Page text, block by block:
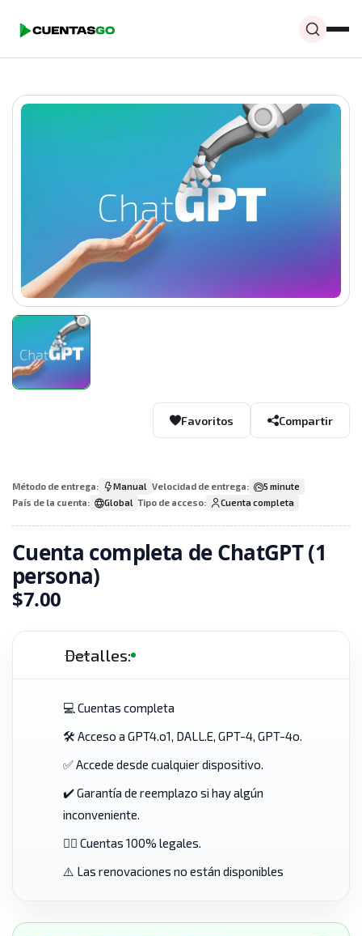
Favoritos Compartir
Método de entrega: Manual Velocidad de entrega:
5 minute
País de la cuenta:
Global Tipo de acceso: Cuenta completa
Cuenta completa de ChatGPT (1
persona)
$7.00
Detalles:
💻 Cuentas completa
🛠️ Acceso a GPT4.o1, DALL.E, GPT-4, GPT-4o.
✅ Accede desde cualquier dispositivo.
✔️ Garantía de reemplazo si hay algún
inconveniente.
👨‍⚖️ Cuentas 100% legales.
⚠️ Las renovaciones no están disponibles